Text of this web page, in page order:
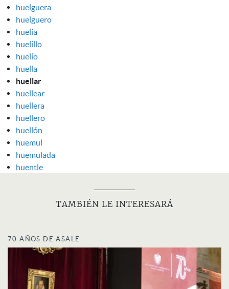
huelguera
huelguero
huelía
huelillo
huelío
huella
huellar
huellear
huellera
huellero
huellón
huemul
huemulada
huentle
TAMBIÉN LE INTERESARÁ
70 AÑOS DE ASALE